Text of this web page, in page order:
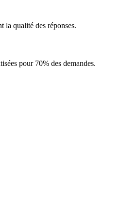
la qualité des réponses.
pour 70% des demandes.